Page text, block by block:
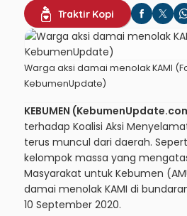
Traktir Kopi
Warga aksi damai menolak KAMI
KebumenUpdate)
KEBUMEN
terhadap Koalisi Aksi
terus muncul dari daerah.
kelompok massa yang
Masyarakat untuk Kebumen
damai menolak KAMI di
10 September 2020.